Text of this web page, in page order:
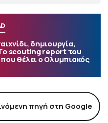
δημιουργία,
scouting report του
θέλει ο Ολυμπιακός
πηγή στη Google